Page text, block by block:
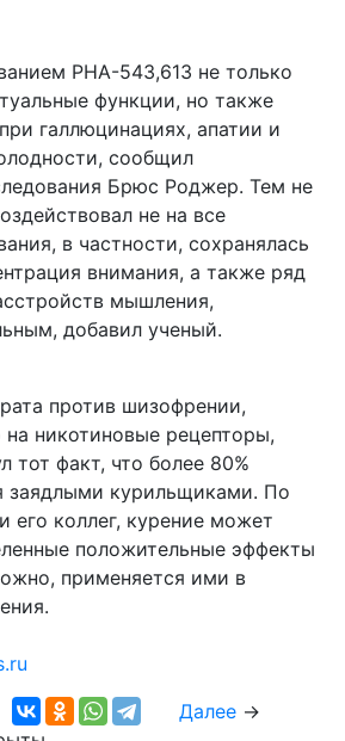
PHA-543,613 не только
функции, но также
галлюцинациях, апатии и
сообщил
Брюс Роджер. Тем не
не на все
в частности, сохранялась
внимания, а также ряд
мышления,
добавил ученый.
против шизофрении,
никотиновые рецепторы,
тот факт, что более 80%
заядлыми курильщиками. По
коллег, курение может
положительные эффекты
применяется ими в
Далее→